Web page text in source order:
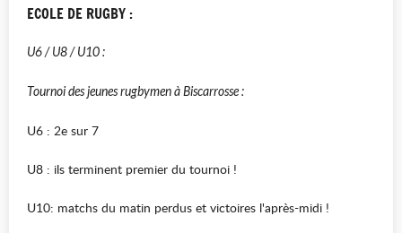
ECOLE DE RUGBY :
U6 / U8 / U10 :
Tournoi des jeunes rugbymen à Biscarrosse :
U6 : 2e sur 7
U8 : ils terminent premier du tournoi !
U10: matchs du matin perdus et victoires l'après-midi !